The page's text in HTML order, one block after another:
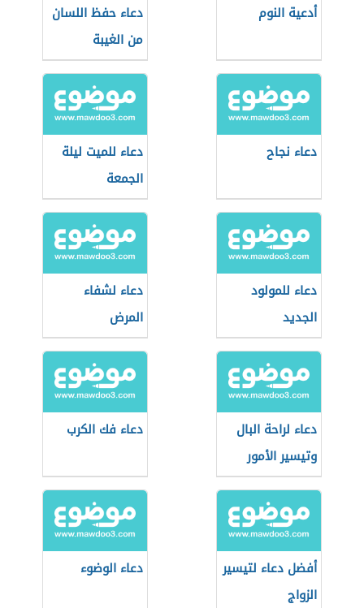
أدعية النوم
دعاء حفظ اللسان
من الغيبة
والنميمة
دعاء نجاح
دعاء للميت ليلة
الجمعة
دعاء للمولود
الجديد
دعاء لشفاء
المرض
دعاء لراحة البال
وتيسير الأمور
دعاء فك الكرب
أفضل دعاء لتيسير
الزواج
دعاء الوضوء